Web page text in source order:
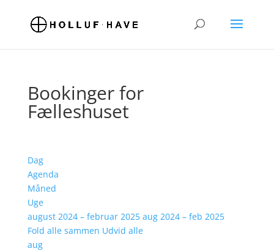
Bookinger for
Fælleshuset
Dag
Agenda
Måned
Uge
august 2024 – februar 2025 aug 2024 – feb 2025
Fold alle sammen Udvid alle
aug